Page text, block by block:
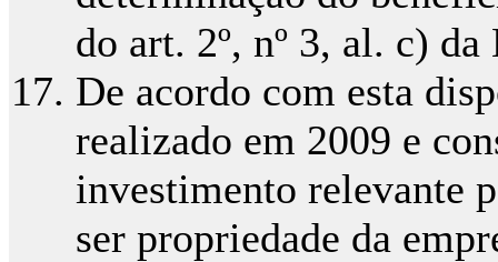
do art. 2º, nº 3, al. c)
De acordo com esta
realizado em 2009 e
investimento relevante
ser propriedade da